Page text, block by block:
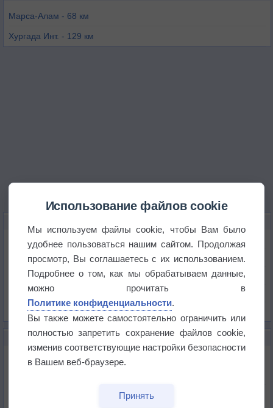
Марса-Алам - 68 км
Хургада Инт. - 129 км
Температура
Давление
Осадки
Облачность
Список всех карт
НОВОЕ О ПОГОДЕ
Космическая погода влияет на транспорт
Приложение построит маршрут через тень
Использование файлов cookie
Мы используем файлы cookie, чтобы Вам было
удобнее пользоваться нашим сайтом. Продолжая
просмотр, Вы соглашаетесь с их использованием.
Подробнее о том, как мы обрабатываем данные,
можно прочитать в
Политике конфиденциальности.
Вы также можете самостоятельно ограничить или
полностью запретить сохранение файлов cookie,
изменив соответствующие настройки безопасности
в Вашем веб-браузере.
Принять